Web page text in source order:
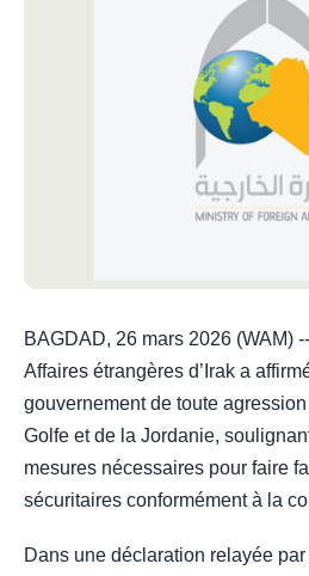
BAGDAD, 26 mars 2026 (WAM)
Affaires étrangères d’Irak a
gouvernement de toute
Golfe et de la Jordanie,
mesures nécessaires pour faire
sécuritaires conformément à la
Dans une déclaration relayée